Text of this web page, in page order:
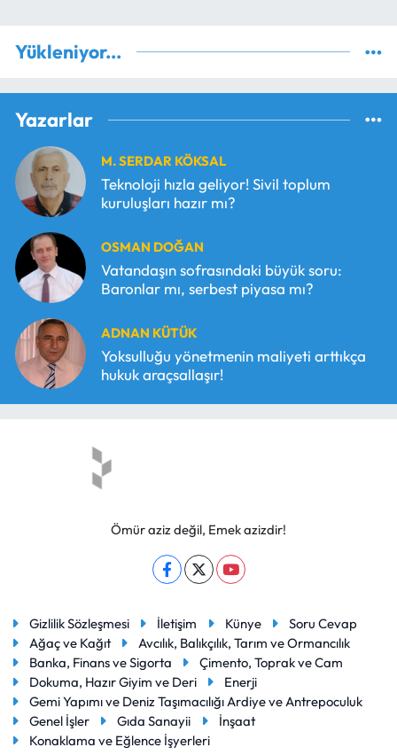
Yükleniyor...
Yazarlar
M. SERDAR KÖKSAL
Teknoloji hızla geliyor! Sivil toplum
kuruluşları hazır mı?
OSMAN DOĞAN
Vatandaşın sofrasındaki büyük soru:
Baronlar mı, serbest piyasa mı?
ADNAN KÜTÜK
Yoksulluğu yönetmenin maliyeti arttıkça
hukuk araçsallaşır!
Ömür aziz değil, Emek azizdir!
Gizlilik Sözleşmesi İletişim Künye
Soru Cevap
Ağaç ve Kağıt
Avcılık, Balıkçılık, Tarım ve Ormancılık
Banka, Finans ve Sigorta
Çimento, Toprak ve Cam
Dokuma, Hazır Giyim ve Deri
Enerji
Gemi Yapımı ve Deniz Taşımacılığı Ardiye ve Antrepoculuk
Genel İşler
Gıda Sanayii
İnşaat
Konaklama ve Eğlence İşyerleri